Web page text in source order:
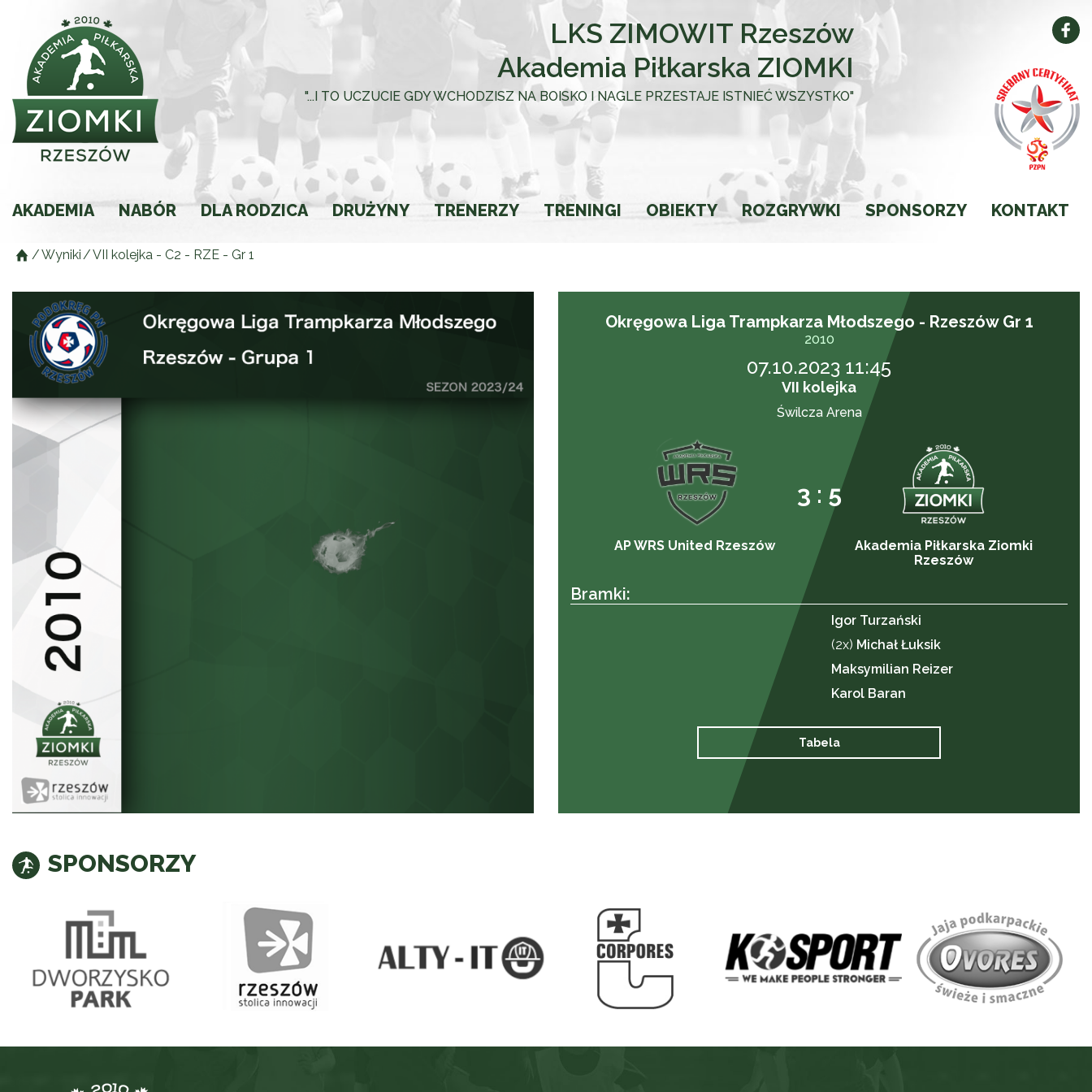
LKS ZIMOWIT Rzeszów
Akademia Piłkarska ZIOMKI
"...I TO UCZUCIE GDY WCHODZISZ NA BOISKO I NAGLE PRZESTAJE ISTNIEĆ WSZYSTKO"
AKADEMIA
Historia
NABÓR DLA RODZICA
Rodzic młodego sportowca
Składki
Regulamin
Ochrona Małoletnich
DRUŻYNY TRENERZY TRENINGI OBIEKTY ROZGRYWKI
Wyniki
Ligi
SPONSORZY KONTAKT
/Wyniki/VII kolejka - C2 - RZE - Gr 1
Okręgowa Liga Trampkarza Młodszego - Rzeszów Gr 1
2010
07.10.2023 11:45
VII kolejka
Świlcza Arena
3 : 5
AP WRS United Rzeszów
Akademia Piłkarska Ziomki
Rzeszów
Bramki:
Igor Turzański
(2x) Michał Łuksik
Maksymilian Reizer
Karol Baran
Tabela
SPONSORZY